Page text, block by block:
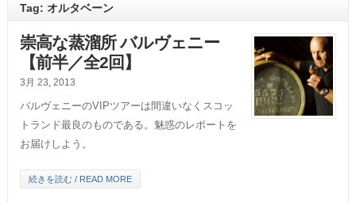
Tag: オルタベーン
崇高な蒸溜所 バルヴェニー
【前半／全2回】
3月 23, 2013
バルヴェニーのVIPツアーは間違いなくスコッ
トランド最良のものである。魅惑のレポートを
お届けしよう。
続きを読む / READ MORE